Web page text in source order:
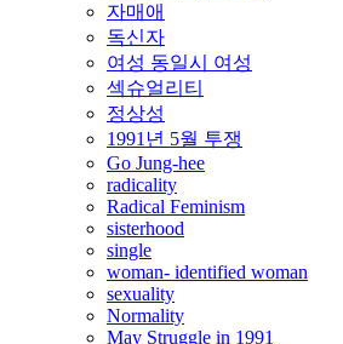
자매애
독신자
여성 동일시 여성
섹슈얼리티
정상성
1991년 5월 투쟁
Go Jung-hee
radicality
Radical Feminism
sisterhood
single
woman- identified woman
sexuality
Normality
May Struggle in 1991